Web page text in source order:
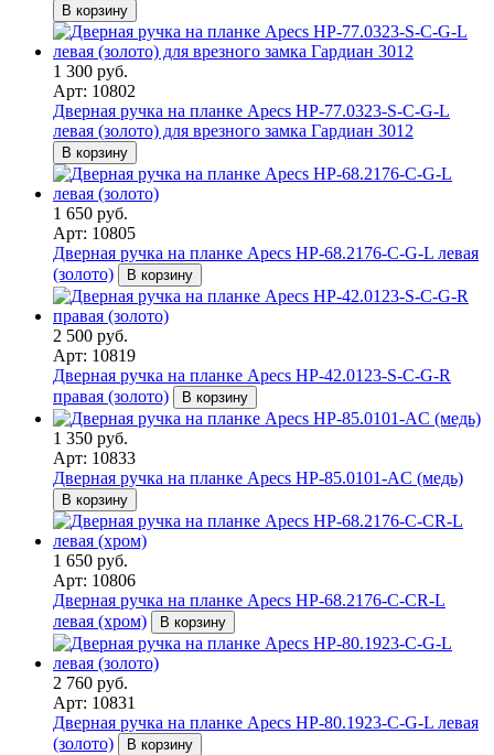
В корзину
1 300 руб.
Арт: 10802
Дверная ручка на планке Apecs HP-77.0323-S-C-G-L
левая (золото) для врезного замка Гардиан 3012
В корзину
1 650 руб.
Арт: 10805
Дверная ручка на планке Apecs HP-68.2176-C-G-L левая
(золото)
В корзину
2 500 руб.
Арт: 10819
Дверная ручка на планке Apecs HP-42.0123-S-C-G-R
правая (золото)
В корзину
1 350 руб.
Арт: 10833
Дверная ручка на планке Apecs HP-85.0101-AC (медь)
В корзину
1 650 руб.
Арт: 10806
Дверная ручка на планке Apecs HP-68.2176-C-CR-L
левая (хром)
В корзину
2 760 руб.
Арт: 10831
Дверная ручка на планке Apecs HP-80.1923-C-G-L левая
(золото)
В корзину